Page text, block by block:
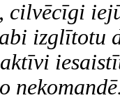
cilvēcīgi
izglītotu